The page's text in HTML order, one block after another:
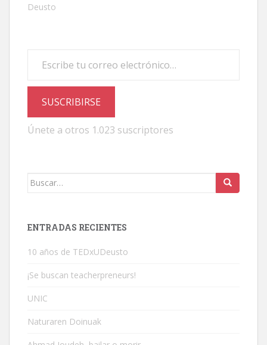
Deusto
SUSCRIBIRSE
Únete a otros 1.023 suscriptores
Buscar:
ENTRADAS RECIENTES
10 años de TEDxUDeusto
¡Se buscan teacherpreneurs!
UNIC
Naturaren Doinuak